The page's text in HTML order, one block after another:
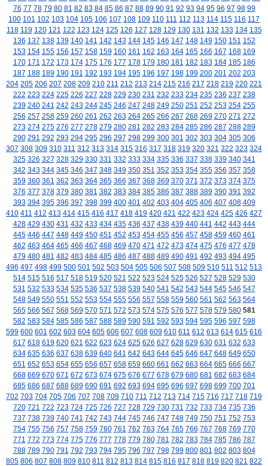
76 77 78 79 80 81 82 83 84 85 86 87 88 89 90 91 92 93 94 95 96 97 98 99
100 101 102 103 104 105 106 107 108 109 110 111 112 113 114 115 116 117
118 119 120 121 122 123 124 125 126 127 128 129 130 131 132 133 134 135
136 137 138 139 140 141 142 143 144 145 146 147 148 149 150 151 152
153 154 155 156 157 158 159 160 161 162 163 164 165 166 167 168 169
170 171 172 173 174 175 176 177 178 179 180 181 182 183 184 185 186
187 188 189 190 191 192 193 194 195 196 197 198 199 200 201 202 203
204 205 206 207 208 209 210 211 212 213 214 215 216 217 218 219 220 221
222 223 224 225 226 227 228 229 230 231 232 233 234 235 236 237 238
239 240 241 242 243 244 245 246 247 248 249 250 251 252 253 254 255
256 257 258 259 260 261 262 263 264 265 266 267 268 269 270 271 272
273 274 275 276 277 278 279 280 281 282 283 284 285 286 287 288 289
290 291 292 293 294 295 296 297 298 299 300 301 302 303 304 305 306
307 308 309 310 311 312 313 314 315 316 317 318 319 320 321 322 323 324
325 326 327 328 329 330 331 332 333 334 335 336 337 338 339 340 341
342 343 344 345 346 347 348 349 350 351 352 353 354 355 356 357 358
359 360 361 362 363 364 365 366 367 368 369 370 371 372 373 374 375
376 377 378 379 380 381 382 383 384 385 386 387 388 389 390 391 392
393 394 395 396 397 398 399 400 401 402 403 404 405 406 407 408 409
410 411 412 413 414 415 416 417 418 419 420 421 422 423 424 425 426 427
428 429 430 431 432 433 434 435 436 437 438 439 440 441 442 443 444
445 446 447 448 449 450 451 452 453 454 455 456 457 458 459 460 461
462 463 464 465 466 467 468 469 470 471 472 473 474 475 476 477 478
479 480 481 482 483 484 485 486 487 488 489 490 491 492 493 494 495
496 497 498 499 500 501 502 503 504 505 506 507 508 509 510 511 512 513
514 515 516 517 518 519 520 521 522 523 524 525 526 527 528 529 530
531 532 533 534 535 536 537 538 539 540 541 542 543 544 545 546 547
548 549 550 551 552 553 554 555 556 557 558 559 560 561 562 563 564
565 566 567 568 569 570 571 572 573 574 575 576 577 578 579 580 581
582 583 584 585 586 587 588 589 590 591 592 593 594 595 596 597 598
599 600 601 602 603 604 605 606 607 608 609 610 611 612 613 614 615 616
617 618 619 620 621 622 623 624 625 626 627 628 629 630 631 632 633
634 635 636 637 638 639 640 641 642 643 644 645 646 647 648 649 650
651 652 653 654 655 656 657 658 659 660 661 662 663 664 665 666 667
668 669 670 671 672 673 674 675 676 677 678 679 680 681 682 683 684
685 686 687 688 689 690 691 692 693 694 695 696 697 698 699 700 701
702 703 704 705 706 707 708 709 710 711 712 713 714 715 716 717 718 719
720 721 722 723 724 725 726 727 728 729 730 731 732 733 734 735 736
737 738 739 740 741 742 743 744 745 746 747 748 749 750 751 752 753
754 755 756 757 758 759 760 761 762 763 764 765 766 767 768 769 770
771 772 773 774 775 776 777 778 779 780 781 782 783 784 785 786 787
788 789 790 791 792 793 794 795 796 797 798 799 800 801 802 803 804
805 806 807 808 809 810 811 812 813 814 815 816 817 818 819 820 821 822